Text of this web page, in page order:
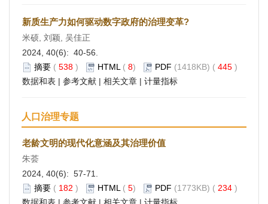
新质生产力如何驱动数字政府的治理变革?
米硕, 刘颖, 吴佳正
2024, 40(6): 40-56.
摘要 ( 538 ) HTML ( 8) PDF (1418KB) ( 445 )
数据和表 | 参考文献 | 相关文章 | 计量指标
人口治理专题
老龄文明的现代化意涵及其治理价值
朱荟
2024, 40(6): 57-71.
摘要 ( 182 ) HTML ( 5) PDF (1773KB) ( 234 )